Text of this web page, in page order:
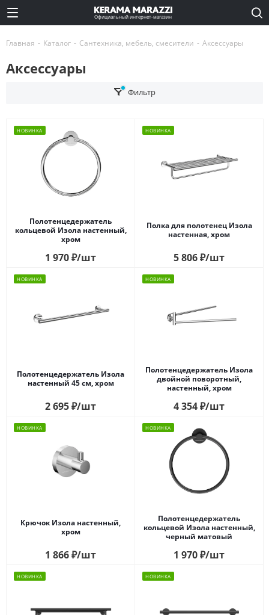
Официальный интернет-магазин
Главная - Каталог - Сантехника, мебель, смесители - Аксессуары
Аксессуары
Фильтр
НОВИНКА
Полотенцедержатель
кольцевой Изола настенный,
хром
1 970₽/шт
НОВИНКА
Полка для полотенец Изола
настенная, хром
5 806₽/шт
НОВИНКА
Полотенцедержатель Изола
настенный 45 см, хром
2 695₽/шт
НОВИНКА
Полотенцедержатель Изола
двойной поворотный,
настенный, хром
4 354₽/шт
НОВИНКА
Крючок Изола настенный,
хром
1 866₽/шт
НОВИНКА
Полотенцедержатель
кольцевой Изола настенный,
черный матовый
1 970₽/шт
НОВИНКА НОВИНКА